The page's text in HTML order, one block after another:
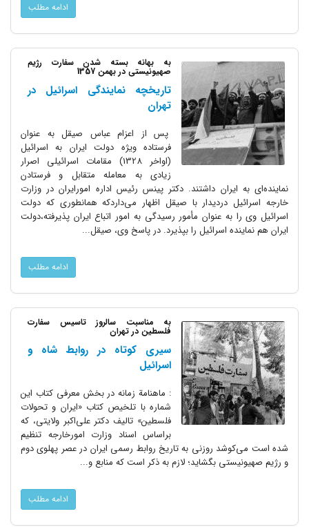
ادامه مطلب
به بهانه بسته شدن سفارت رژیم
صهیونیستی در بهمن 1357
تاریخچه نمایندگی اسرائیل در
تهران
پس از اعزام عباس صیقل به عنوان
فرستاده ویژه دولت ایران به اسرائیل
(اواخر 1328) مقامات اسرائیلی اصرار
زیادی به معامله متقابل و فرستادن
نماینده‌ای به ایران داشتند. دکتر پینس رئیس اداره امورایران در وزارت
خارجه اسرائیل دردیدار با صیقل اظهار می‌داردکه همانطوری که دولت
اسرائیل وی را به عنوان مأمور رسیدگی به امور اتباع ایران پذیرفته،‌دولت
ایران هم نماینده اسرائیل را بپذیرد. در پاسخ وی، صیقل...
ادامه مطلب
به مناسبت سالروز تاسیس سفارت
فلسطین در تهران
‌سیری‌ کوتاه‌ در روابط‌ شاه‌ و
اسرائیل‌ ‌ ‌
‌: ماهنامة‌ زمانه‌ در بخش‌ معرفی‌ کتاب‌ این‌
شماره‌ با تلخیص‌ کتاب‌ «ایران‌ و تحولات‌
فلسطین» تالیف‌ دکتر علی‌اکبر ولایتی، که‌
براساس‌ اسناد وزارت‌ امورخارجه‌ تنظیم‌
شده‌ است‌ می‌کوشد روزنی‌ به‌ تاریخ‌ روابط‌ رسمی‌ ایران‌ در عصر پهلوی‌ دوم‌
و رژیم‌ صهیونیستی‌ بگشاید؛ لازم‌ به‌ ذکر است‌ که‌ منابع‌ و...
ادامه مطلب